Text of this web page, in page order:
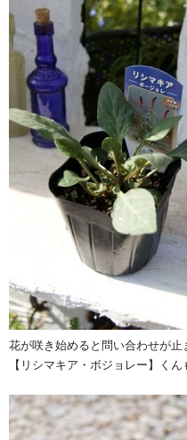
花が咲き始めると問い合わせが止
【リシマキア・ボジョレー】くん